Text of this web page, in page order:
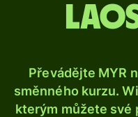
Převádějte MYR
směnného kurzu.
kterým můžete své